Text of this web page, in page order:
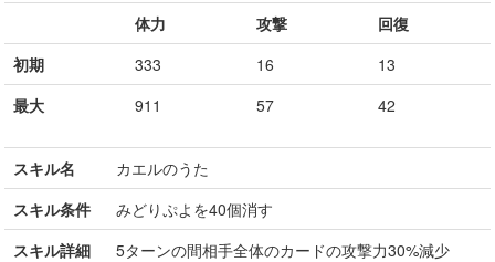
体力 攻撃
回復
初期
333 16
13
最大
911 57 42
スキル名
カエルのうた
スキル条件
みどりぷよを40個消す
スキル詳細
5ターンの間相手全体のカードの攻撃力30%減少